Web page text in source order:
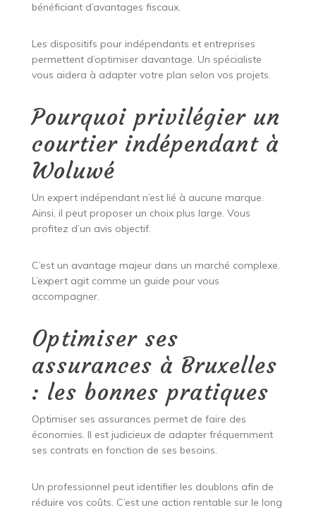
bénéficiant d’avantages fiscaux.
Les dispositifs pour indépendants et entreprises
permettent d’optimiser davantage. Un spécialiste
vous aidera à adapter votre plan selon vos projets.
Pourquoi privilégier un
courtier indépendant à
Woluwé
Un expert indépendant n’est lié à aucune marque.
Ainsi, il peut proposer un choix plus large. Vous
profitez d’un avis objectif.
C’est un avantage majeur dans un marché complexe.
L’expert agit comme un guide pour vous
accompagner.
Optimiser ses
assurances à Bruxelles
: les bonnes pratiques
Optimiser ses assurances permet de faire des
économies. Il est judicieux de adapter fréquemment
ses contrats en fonction de ses besoins.
Un professionnel peut identifier les doublons afin de
réduire vos coûts. C’est une action rentable sur le long